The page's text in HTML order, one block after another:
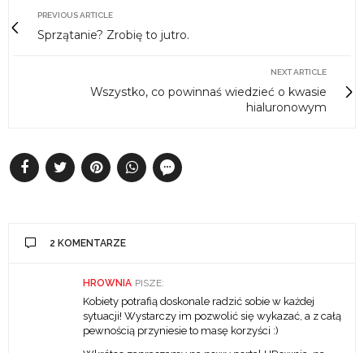
PREVIOUS ARTICLE
Sprzątanie? Zrobię to jutro.
NEXT ARTICLE
Wszystko, co powinnaś wiedzieć o kwasie
hialuronowym
2 KOMENTARZE
HROWNIA PISZE:
Kobiety potrafią doskonale radzić sobie w każdej
sytuacji! Wystarczy im pozwolić się wykazać, a z całą
pewnością przyniesie to masę korzyści :)